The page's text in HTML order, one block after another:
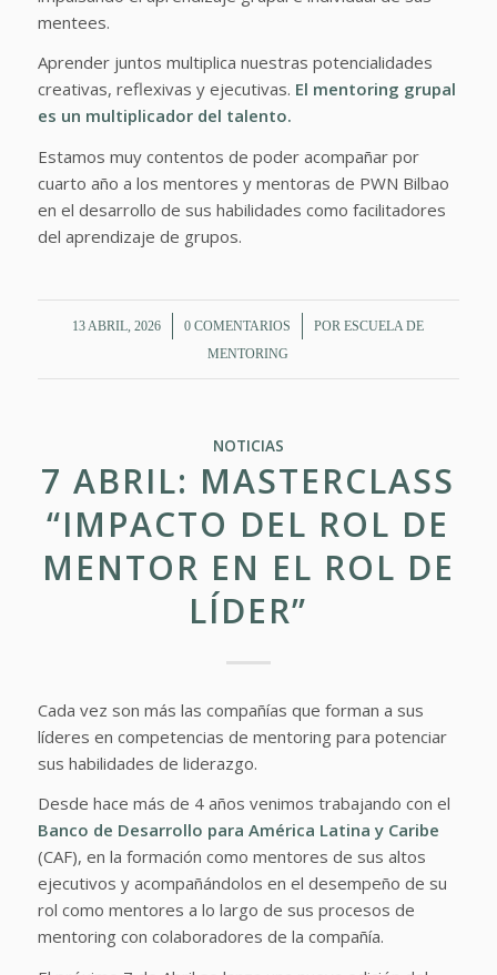
mentees.
Aprender juntos multiplica nuestras potencialidades
creativas, reflexivas y ejecutivas. El mentoring grupal
es un multiplicador del talento.
Estamos muy contentos de poder acompañar por
cuarto año a los mentores y mentoras de PWN Bilbao
en el desarrollo de sus habilidades como facilitadores
del aprendizaje de grupos.
13 ABRIL, 2026
/ 0 COMENTARIOS
/ PORESCUELA DE
MENTORING
NOTICIAS
7 ABRIL: MASTERCLASS
“IMPACTO DEL ROL DE
MENTOR EN EL ROL DE
LÍDER”
Cada vez son más las compañías que forman a sus
líderes en competencias de mentoring para potenciar
sus habilidades de liderazgo.
Desde hace más de 4 años venimos trabajando con el
Banco de Desarrollo para América Latina y Caribe
(CAF), en la formación como mentores de sus altos
ejecutivos y acompañándolos en el desempeño de su
rol como mentores a lo largo de sus procesos de
mentoring con colaboradores de la compañía.